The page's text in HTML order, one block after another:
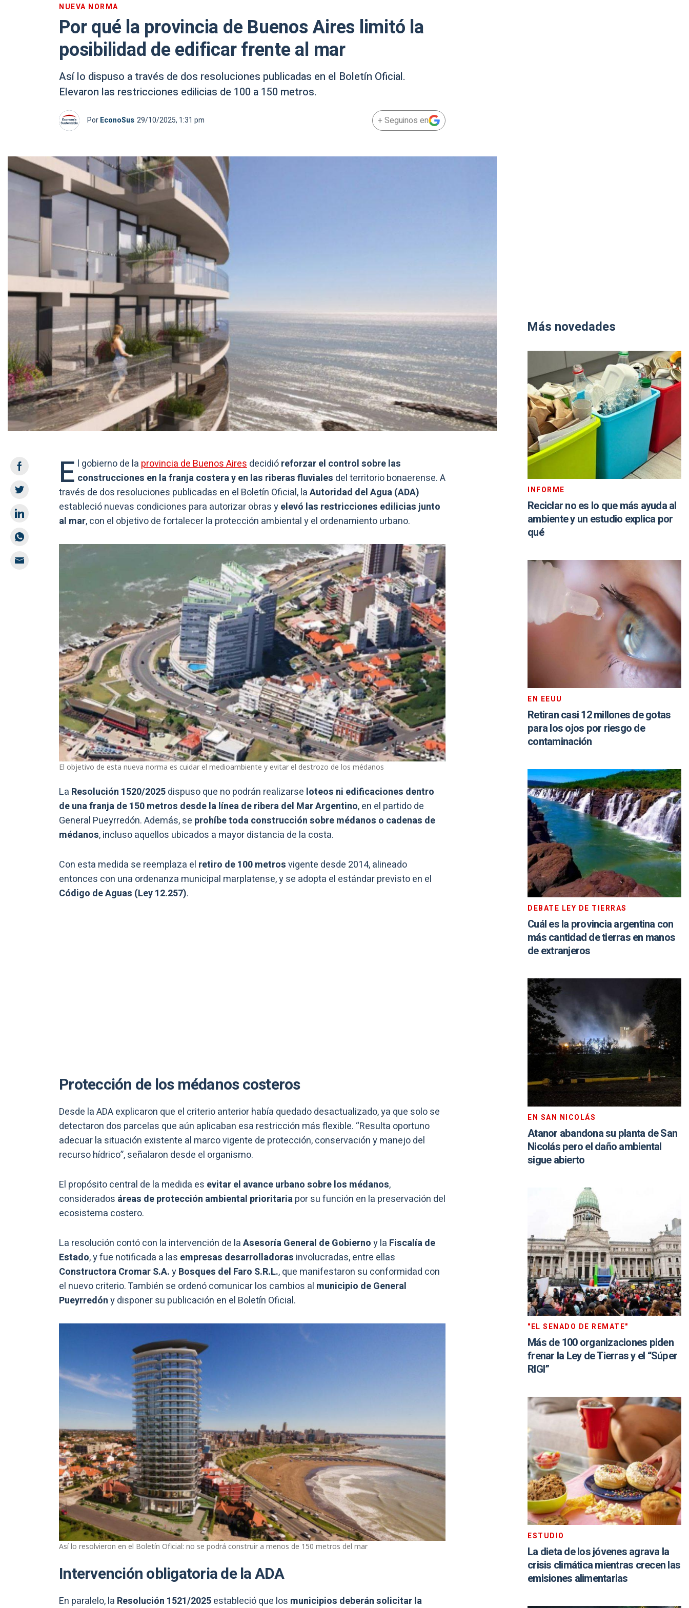
NUEVA NORMA
Por qué la provincia de Buenos Aires limitó la
posibilidad de edificar frente al mar
Así lo dispuso a través de dos resoluciones publicadas en el Boletín Oficial.
Elevaron las restricciones edilicias de 100 a 150 metros.
PorEconoSus 29/10/2025, 1:31 pm + Seguinos en
E l gobierno de la provincia de Buenos Airesdecidióreforzar el control sobre las
construcciones en la franja costera y en las riberas fluviales del territorio bonaerense. A
través de dos resoluciones publicadas en el Boletín Oficial, laAutoridad del Agua (ADA)
estableció nuevas condiciones para autorizar obras yelevó las restricciones edilicias junto
al mar, con el objetivo de fortalecer la protección ambiental y el ordenamiento urbano.
El objetivo de esta nueva norma es cuidar el medioambiente y evitar el destrozo de los médanos
La Resolución 1520/2025dispuso que no podrán realizarse loteos ni edificaciones dentro
de una franja de 150 metros desde la línea de ribera del Mar Argentino, en el partido de
General Pueyrredón. Además, se prohíbe toda construcción sobre médanos o cadenas de
médanos, incluso aquellos ubicados a mayor distancia de la costa.
Con esta medida se reemplaza el retiro de 100 metrosvigente desde 2014, alineado
entonces con una ordenanza municipal marplatense, y se adopta el estándar previsto en el
Código de Aguas (Ley 12.257).
Protección de los médanos costeros
Desde la ADA explicaron que el criterio anterior había quedado desactualizado, ya que solo se
detectaron dos parcelas que aún aplicaban esa restricción más flexible. “Resulta oportuno
adecuar la situación existente al marco vigente de protección, conservación y manejo del
recurso hídrico”, señalaron desde el organismo.
El propósito central de la medida es evitar el avance urbano sobre los médanos,
considerados áreas de protección ambiental prioritariapor su función en la preservación del
ecosistema costero.
La resolución contó con la intervención de laAsesoría General de Gobiernoy la Fiscalía de
Estado, y fue notificada a las empresas desarrolladoras involucradas, entre ellas
Constructora Cromar S.A.yBosques del Faro S.R.L., que manifestaron su conformidad con
el nuevo criterio. También se ordenó comunicar los cambios al municipio de General
Pueyrredóny disponer su publicación en el Boletín Oficial.
Así lo resolvieron en el Boletín Oficial: no se podrá construir a menos de 150 metros del mar
Intervención obligatoria de la ADA
En paralelo, la Resolución 1521/2025estableció que los municipios deberán solicitar la
Más novedades
INFORME
Reciclar no es lo que más ayuda al
ambiente y un estudio explica por
qué
EN EEUU
Retiran casi 12 millones de gotas
para los ojos por riesgo de
contaminación
DEBATE LEY DE TIERRAS
Cuál es la provincia argentina con
más cantidad de tierras en manos
de extranjeros
EN SAN NICOLÁS
Atanor abandona su planta de San
Nicolás pero el daño ambiental
sigue abierto
"EL SENADO DE REMATE"
Más de 100 organizaciones piden
frenar la Ley de Tierras y el “Súper
RIGI”
ESTUDIO
La dieta de los jóvenes agrava la
crisis climática mientras crecen las
emisiones alimentarias